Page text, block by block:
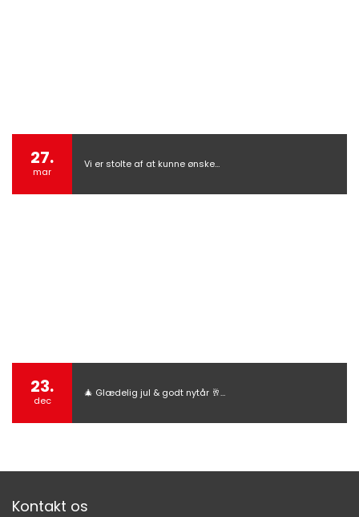
27.
mar
Vi er stolte af at kunne ønske…
23.
dec
🎄 Glædelig jul & godt nytår 🥂…
Kontakt os